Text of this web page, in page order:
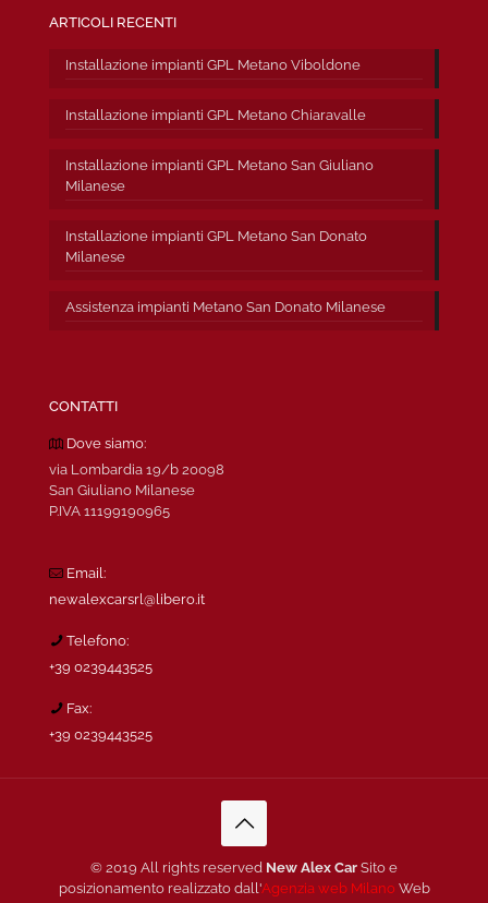
ARTICOLI RECENTI
Installazione impianti GPL Metano Viboldone
Installazione impianti GPL Metano Chiaravalle
Installazione impianti GPL Metano San Giuliano
Milanese
Installazione impianti GPL Metano San Donato
Milanese
Assistenza impianti Metano San Donato Milanese
CONTATTI
Dove siamo:
via Lombardia 19/b 20098
San Giuliano Milanese
P.IVA 11199190965
Email:
newalexcarsrl@libero.it
Telefono:
+39 0239443525
Fax:
+39 0239443525
© 2019 All rights reserved New Alex Car Sito e
posizionamento realizzato dall'Agenzia web Milano Web